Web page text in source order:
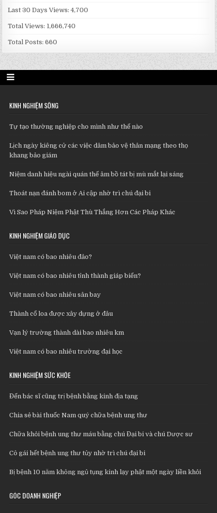
Last 30 Days Views:4,700
Total Views: 1,666,740
Total Posts:660
KINH NGHIỆM SỐNG
Tự tạo thường nghiệp cho mình như thế nào
Lịch ngày kiêng cử các việc dâm bảo vệ thân mạng theo thọ
khang bảo giám
Niệm danh hiệu ngài quán thế âm bồ tát bị mù mắt lại sáng
Thoát nạn đánh bom ở Ai cập nhờ trì chú đại bi
Vì Sao Pháp Niệm Phật Thù Thắng Hơn Các Pháp Khác
KINH NGHIỆM GIÁO DỤC
Việt nam có bao nhiêu đảo?
Việt nam có bao nhiêu tỉnh thành giáp biển?
Việt nam có bao nhiêu sân bay
Thành cổ loa được xây dựng ở đâu
Vạn lý trường thành dài bao nhiêu km
Việt nam có bao nhiêu trường đại học
KINH NGHIỆM SỨC KHỎE
Đến bác sĩ cũng trị bệnh bằng kinh địa tạng
Chia sẻ bài thuốc Nam quý chữa bệnh ung thư
Chữa khỏi bệnh ung thư máu bằng chú Đại bi và chú Dược sư
Cô gái hết bệnh ung thư tủy nhờ trì chú đại bi
Bị bệnh 10 năm không ngủ tụng kinh lạy phật một ngày liền khỏi
GÓC DOANH NGHIỆP